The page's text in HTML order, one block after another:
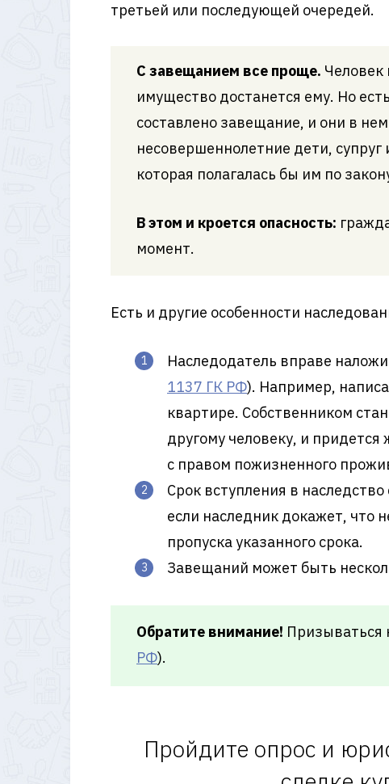
третьей или последующей очередей.
С завещанием все проще. Человек
имущество достанется ему. Но
составлено завещание, и они в
несовершеннолетние дети,
которая полагалась бы им по
В этом и кроется опасность:
момент.
Есть и другие особенности
Наследодатель вправе
1137 ГК РФ). Например,
квартире. Собственником
другому человеку, и
с правом пожизненного
Срок вступления в
если наследник докажет, что
пропуска указанного срока.
Завещаний может быть
Обратите внимание! Призываться
РФ).
Пройдите опрос и